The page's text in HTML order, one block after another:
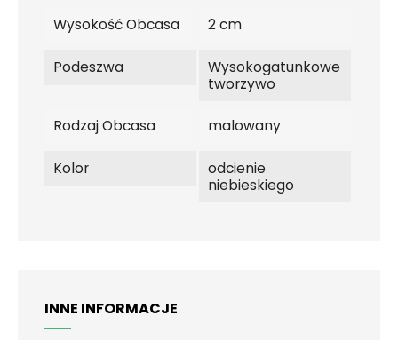
Wysokość Obcasa 2 cm
Podeszwa
Wysokogatunkowe
tworzywo
Rodzaj Obcasa malowany
Kolor
odcienie
niebieskiego
INNE INFORMACJE